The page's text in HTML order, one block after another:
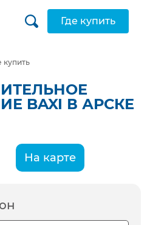
Где купить
купить
BAXI В АРСКЕ
На карте